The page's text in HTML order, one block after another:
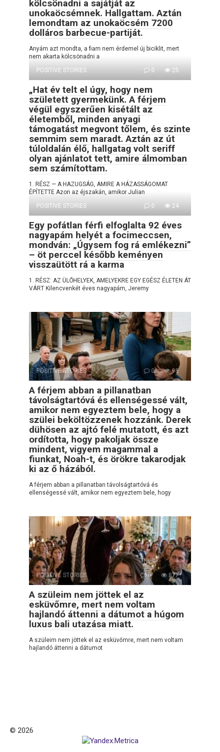
kölcsönadni a sajátját az
unokaöcsémnek. Hallgattam. Aztán
lemondtam az unokaöcsém 7200
dolláros barbecue-partiját.
Anyám azt mondta, a fiam nem érdemel új biciklit, mert
nem akarta kölcsönadni a
POSITIVE STORIES
0 25
„Hat év telt el úgy, hogy nem
született gyermekünk. A férjem
végül egyszerűen kisétált az
életemből, minden anyagi
támogatást megvont tőlem, és szinte
semmim sem maradt. Aztán az út
túloldalán élő, hallgatag volt seriff
olyan ajánlatot tett, amire álmomban
sem számítottam.
1. RÉSZ — A HAZUGSÁG, AMIRE A HÁZASSÁGOMAT
ÉPÍTETTE Azon az éjszakán, amikor Julian
POSITIVE STORIES
0 24
Egy pofátlan férfi elfoglalta 92 éves
nagyapám helyét a focimeccsen,
mondván: „Úgysem fog rá emlékezni”
– öt perccel később keményen
visszaütött rá a karma
1. RÉSZ: AZ ÜLŐHELYEK, AMELYEKRE EGY EGÉSZ ÉLETEN ÁT
VÁRT Kilencvenkét éves nagyapám, Jeremy
POSITIVE STORIES 0 98
A férjem abban a pillanatban
távolságtartóvá és ellenségessé vált,
amikor nem egyeztem bele, hogy a
szülei beköltözzenek hozzánk. Derek
dühösen az ajtó felé mutatott, és azt
ordította, hogy pakoljak össze
mindent, vigyem magammal a
fiunkat, Noah-t, és örökre takarodjak
ki az ő házából.
A férjem abban a pillanatban távolságtartóvá és
ellenségessé vált, amikor nem egyeztem bele, hogy
POSITIVE STORIES 0 877
A szüleim nem jöttek el az
esküvőmre, mert nem voltam
hajlandó áttenni a dátumot a húgom
luxus bali utazása miatt.
A szüleim nem jöttek el az esküvőmre, mert nem voltam
hajlandó áttenni a dátumot
© 2026